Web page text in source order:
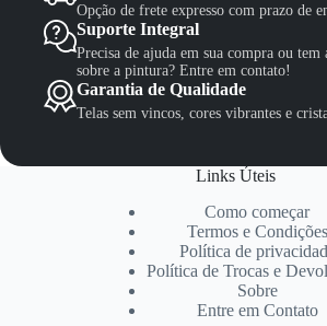
Opção de frete expresso com prazo de
Suporte Integral
Precisa de ajuda em sua compra ou
sobre a pintura? Entre em contato!
Garantia de Qualidade
Telas sem vincos, cores vibrantes e
Links Úteis
Como começar
Termos e Condições
Política de
Política de Trocas e
Sobre
Entre em Contato